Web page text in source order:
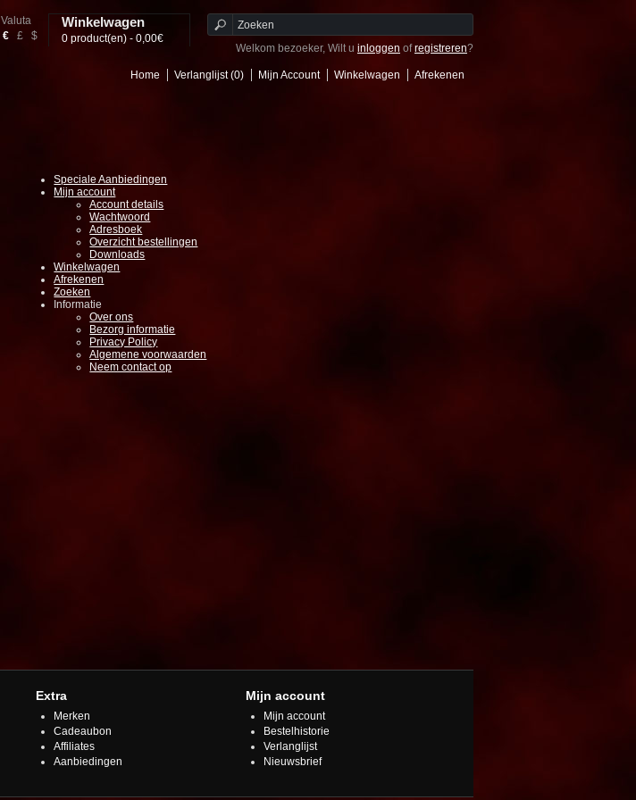
Valuta
€
£ $
Winkelwagen
0 product(en) - 0,00€
Welkom bezoeker, Wilt u inloggen ofregistreren?
Home Verlanglijst (0) Mijn Account Winkelwagen
Afrekenen
Speciale Aanbiedingen
Mijn account
Account details
Wachtwoord
Adresboek
Overzicht bestellingen
Downloads
Winkelwagen
Afrekenen
Zoeken
Informatie
Over ons
Bezorg informatie
Privacy Policy
Algemene voorwaarden
Neem contact op
Extra
Merken
Cadeaubon
Affiliates
Aanbiedingen
Mijn account
Mijn account
Bestelhistorie
Verlanglijst
Nieuwsbrief